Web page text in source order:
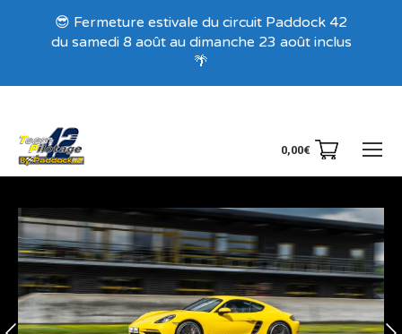
0,00€
Recevez nos offres exclusives !
😎 Fermeture estivale du circuit Paddock 42
du samedi 8 août au dimanche 23 août inclus
🌴